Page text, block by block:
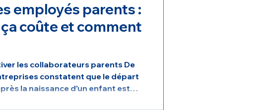
employés parents :
coûte et comment
les collaborateurs parents De
constatent que le départ
la naissance d'un enfant est